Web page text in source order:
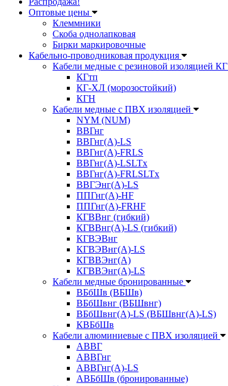
Оптовые цены
Клеммники
Скоба однолапковая
Бирки маркировочные
Кабельно-проводниковая продукция
Кабели медные с резиновой изоляцией КГ
КГтп
КГ-ХЛ (морозостойкий)
КГН
Кабели медные с ПВХ изоляцией
NYM (NUM)
ВВГнг
ВВГнг(А)-LS
ВВГнг(А)-FRLS
ВВГнг(A)-LSLTx
ВВГнг(A)-FRLSLTx
ВВГЭнг(А)-LS
ППГнг(А)-HF
ППГнг(А)-FRHF
КГВВнг (гибкий)
КГВВнг(А)-LS (гибкий)
КГВЭВнг
КГВЭВнг(А)-LS
КГВВЭнг(А)
КГВВЭнг(А)-LS
Кабели медные бронированные
ВБбШв (ВБШв)
ВБбШвнг (ВБШвнг)
ВБбШвнг(А)-LS (ВБШвнг(А)-LS)
КВБбШв
Кабели алюминиевые с ПВХ изоляцией
АВВГ
АВВГнг
АВВГнг(А)-LS
АВБбШв (бронированные)